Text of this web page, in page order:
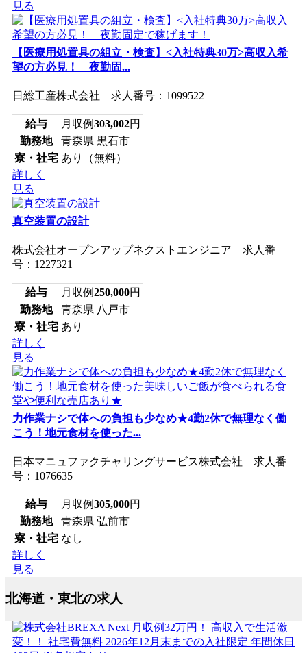
見る
【医療用処置具の組立・検査】<入社特典30万>高収入希
望の方必見！ 夜勤固...
日総工産株式会社 求人番号：1099522
給与 月収例303,002円
勤務地
青森県 黒石市
寮・社宅 あり（無料）
詳しく
見る
真空装置の設計
株式会社オープンアップネクストエンジニア 求人番
号：1227321
給与 月収例250,000円
勤務地
青森県 八戸市
寮・社宅 あり
詳しく
見る
力作業ナシで体への負担も少なめ★4勤2休で無理なく働
こう！地元食材を使った...
日本マニュファクチャリングサービス株式会社 求人番
号：1076635
給与 月収例305,000円
勤務地
青森県 弘前市
寮・社宅 なし
詳しく
見る
北海道・東北の求人